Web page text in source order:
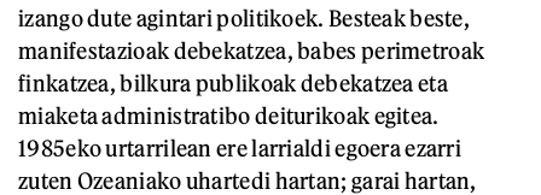
izango dute agintari politikoek. Besteak beste,
manifestazioak debekatzea, babes perimetroak
finkatzea, bilkura publikoak debekatzea eta
miaketa administratibo deiturikoak egitea.
1985eko urtarrilean ere larrialdi egoera ezarri
zuten Ozeaniako uhartedi hartan; garai hartan,